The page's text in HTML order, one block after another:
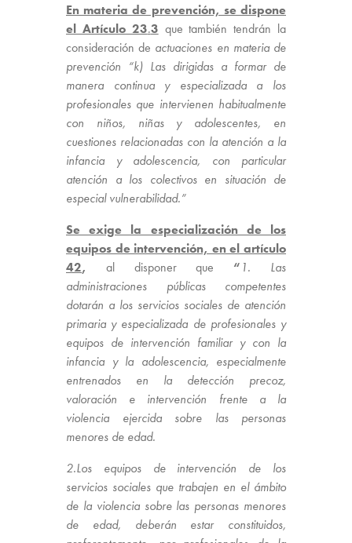
En materia de prevención, se dispone
el Artículo 23.3 que también tendrán la
consideración de actuaciones en materia de
prevención “k) Las dirigidas a formar de
manera continua y especializada a los
profesionales que intervienen habitualmente
con niños, niñas y adolescentes, en
cuestiones relacionadas con la atención a la
infancia y adolescencia, con particular
atención a los colectivos en situación de
especial vulnerabilidad.”
Se exige la especialización de los
equipos de intervención, en el artículo
42, al disponer que “ 1. Las
administraciones públicas competentes
dotarán a los servicios sociales de atención
primaria y especializada de profesionales y
equipos de intervención familiar y con la
infancia y la adolescencia, especialmente
entrenados en la detección precoz,
valoración e intervención frente a la
violencia ejercida sobre las personas
menores de edad.
2.Los equipos de intervención de los
servicios sociales que trabajen en el ámbito
de la violencia sobre las personas menores
de edad, deberán estar constituidos,